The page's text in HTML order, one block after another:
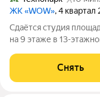
ЖК «WOW», 4 квартал
Сдаётся студия
на 9 этаже в 13-
Холодильник Посудомоечная машина Кондиционер
Микроволновка Дом -
Снять